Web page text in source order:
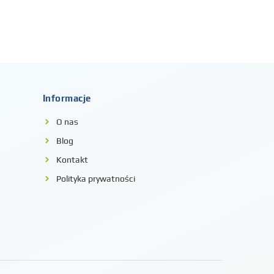
Informacje
O nas
Blog
Kontakt
Polityka prywatności